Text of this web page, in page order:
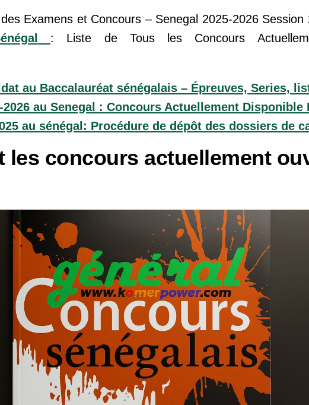
Examens et Concours – Senegal 2025-2026
: Liste de Tous les Concours
au Baccalauréat sénégalais – Épreuves, Series,
2026 au Senegal : Concours Actuellement Disponible
au sénégal: Procédure de dépôt des dossiers de
les concours actuellement